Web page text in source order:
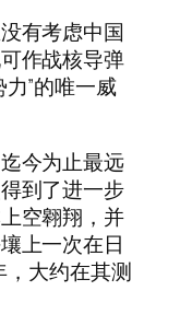
有考虑中国
作战核导弹
”的唯一威
今为止最远
到了进一步
空翱翔，并
上一次在日
，大约在其测